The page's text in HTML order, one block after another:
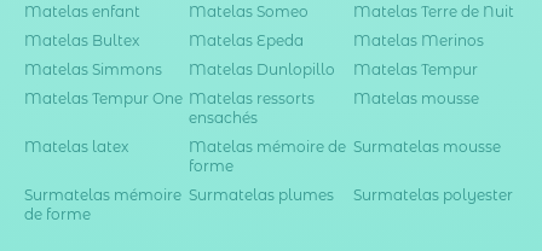
Matelas enfant
Matelas Someo
Matelas Terre de Nuit
Matelas Bultex
Matelas Epeda
Matelas Merinos
Matelas Simmons
Matelas Dunlopillo
Matelas Tempur
Matelas Tempur One Matelas ressorts
ensachés
Matelas mousse
Matelas latex
Matelas mémoire de
forme
Surmatelas mousse
Surmatelas mémoire
de forme
Surmatelas plumes Surmatelas polyester